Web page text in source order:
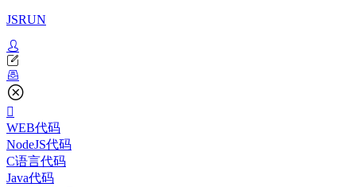
JSRUN
WEB代码
NodeJS代码
C语言代码
Java代码